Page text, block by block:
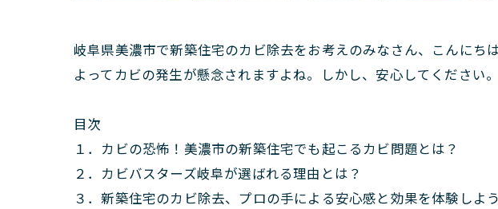
岐阜県美濃市で新築住宅のカビ除去をお考えのみなさん、こんに
よってカビの発生が懸念されますよね。しかし、安心してください
目次
１．カビの恐怖！美濃市の新築住宅でも起こるカビ問題とは？
２．カビバスターズ岐阜が選ばれる理由とは？
３．新築住宅のカビ除去、プロの手による安心感と効果を体験しよ